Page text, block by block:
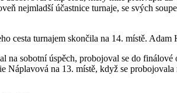
nejmladší účastnice turnaje, se svých
cesta turnajem skončila na 14. místě. Adam
sobotní úspěch, probojoval se do
na 13. místě, když se